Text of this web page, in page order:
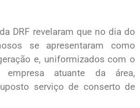
DRF revelaram que no dia do
se apresentaram como
e, uniformizados com o
atuante da área,
serviço de conserto de